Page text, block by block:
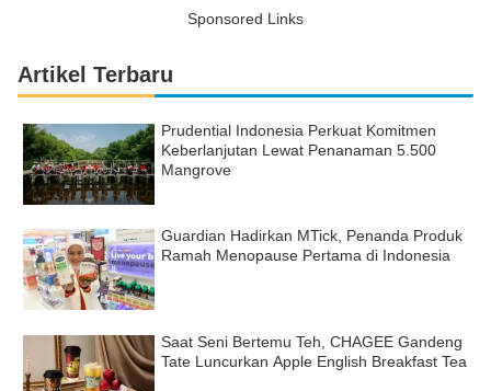
Sponsored Links
Artikel Terbaru
Prudential Indonesia Perkuat Komitmen
Keberlanjutan Lewat Penanaman 5.500
Mangrove
Guardian Hadirkan MTick, Penanda Produk
Ramah Menopause Pertama di Indonesia
Saat Seni Bertemu Teh, CHAGEE Gandeng
Tate Luncurkan Apple English Breakfast Tea